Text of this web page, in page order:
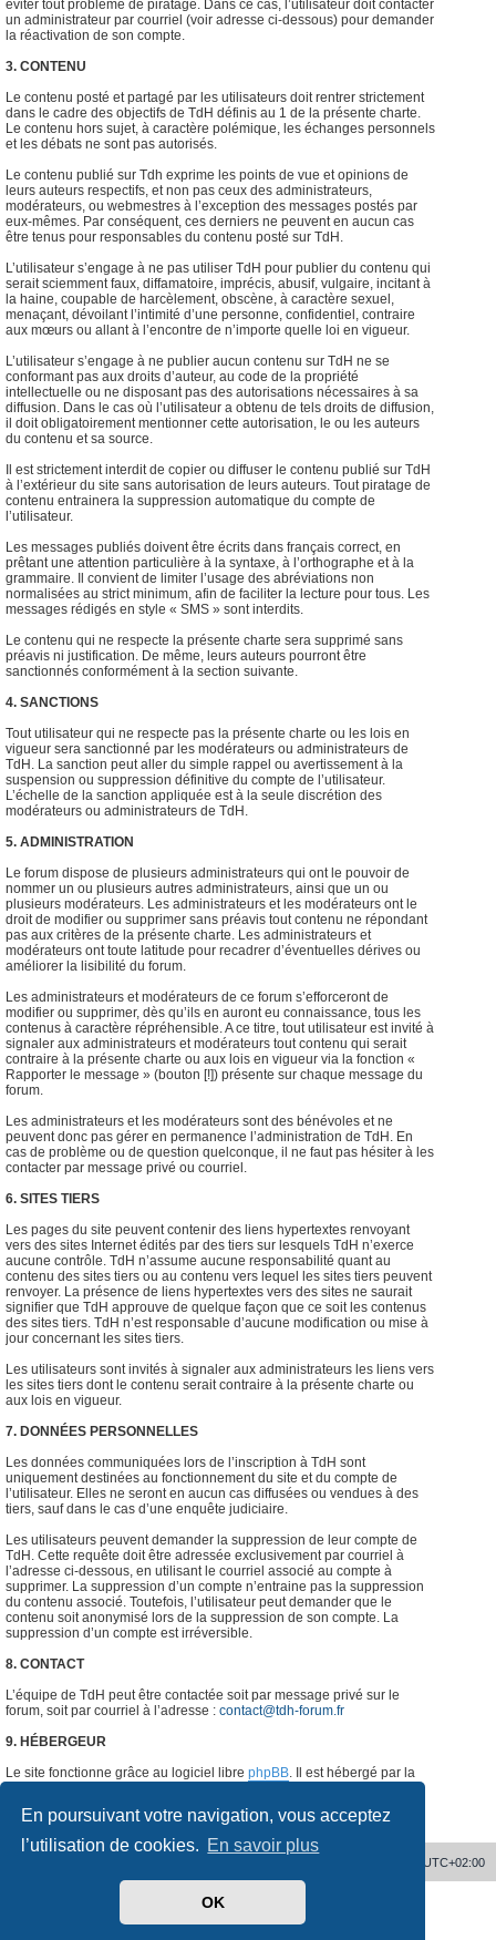
En poursuivant votre navigation, vous acceptez
l’utilisation de cookies. En savoir plus
OK
éviter tout problème de piratage. Dans ce cas, l’utilisateur doit contacter
un administrateur par courriel (voir adresse ci-dessous) pour demander
la réactivation de son compte.
3. CONTENU
Le contenu posté et partagé par les utilisateurs doit rentrer strictement
dans le cadre des objectifs de TdH définis au 1 de la présente charte.
Le contenu hors sujet, à caractère polémique, les échanges personnels
et les débats ne sont pas autorisés.
Le contenu publié sur Tdh exprime les points de vue et opinions de
leurs auteurs respectifs, et non pas ceux des administrateurs,
modérateurs, ou webmestres à l’exception des messages postés par
eux-mêmes. Par conséquent, ces derniers ne peuvent en aucun cas
être tenus pour responsables du contenu posté sur TdH.
L’utilisateur s’engage à ne pas utiliser TdH pour publier du contenu qui
serait sciemment faux, diffamatoire, imprécis, abusif, vulgaire, incitant à
la haine, coupable de harcèlement, obscène, à caractère sexuel,
menaçant, dévoilant l’intimité d’une personne, confidentiel, contraire
aux mœurs ou allant à l’encontre de n’importe quelle loi en vigueur.
L’utilisateur s’engage à ne publier aucun contenu sur TdH ne se
conformant pas aux droits d’auteur, au code de la propriété
intellectuelle ou ne disposant pas des autorisations nécessaires à sa
diffusion. Dans le cas où l’utilisateur a obtenu de tels droits de diffusion,
il doit obligatoirement mentionner cette autorisation, le ou les auteurs
du contenu et sa source.
Il est strictement interdit de copier ou diffuser le contenu publié sur TdH
à l’extérieur du site sans autorisation de leurs auteurs. Tout piratage de
contenu entrainera la suppression automatique du compte de
l’utilisateur.
Les messages publiés doivent être écrits dans français correct, en
prêtant une attention particulière à la syntaxe, à l’orthographe et à la
grammaire. Il convient de limiter l’usage des abréviations non
normalisées au strict minimum, afin de faciliter la lecture pour tous. Les
messages rédigés en style « SMS » sont interdits.
Le contenu qui ne respecte la présente charte sera supprimé sans
préavis ni justification. De même, leurs auteurs pourront être
sanctionnés conformément à la section suivante.
4. SANCTIONS
Tout utilisateur qui ne respecte pas la présente charte ou les lois en
vigueur sera sanctionné par les modérateurs ou administrateurs de
TdH. La sanction peut aller du simple rappel ou avertissement à la
suspension ou suppression définitive du compte de l’utilisateur.
L’échelle de la sanction appliquée est à la seule discrétion des
modérateurs ou administrateurs de TdH.
5. ADMINISTRATION
Le forum dispose de plusieurs administrateurs qui ont le pouvoir de
nommer un ou plusieurs autres administrateurs, ainsi que un ou
plusieurs modérateurs. Les administrateurs et les modérateurs ont le
droit de modifier ou supprimer sans préavis tout contenu ne répondant
pas aux critères de la présente charte. Les administrateurs et
modérateurs ont toute latitude pour recadrer d’éventuelles dérives ou
améliorer la lisibilité du forum.
Les administrateurs et modérateurs de ce forum s’efforceront de
modifier ou supprimer, dès qu’ils en auront eu connaissance, tous les
contenus à caractère répréhensible. A ce titre, tout utilisateur est invité à
signaler aux administrateurs et modérateurs tout contenu qui serait
contraire à la présente charte ou aux lois en vigueur via la fonction «
Rapporter le message » (bouton [!]) présente sur chaque message du
forum.
Les administrateurs et les modérateurs sont des bénévoles et ne
peuvent donc pas gérer en permanence l’administration de TdH. En
cas de problème ou de question quelconque, il ne faut pas hésiter à les
contacter par message privé ou courriel.
6. SITES TIERS
Les pages du site peuvent contenir des liens hypertextes renvoyant
vers des sites Internet édités par des tiers sur lesquels TdH n’exerce
aucune contrôle. TdH n’assume aucune responsabilité quant au
contenu des sites tiers ou au contenu vers lequel les sites tiers peuvent
renvoyer. La présence de liens hypertextes vers des sites ne saurait
signifier que TdH approuve de quelque façon que ce soit les contenus
des sites tiers. TdH n’est responsable d’aucune modification ou mise à
jour concernant les sites tiers.
Les utilisateurs sont invités à signaler aux administrateurs les liens vers
les sites tiers dont le contenu serait contraire à la présente charte ou
aux lois en vigueur.
7. DONNÉES PERSONNELLES
Les données communiquées lors de l’inscription à TdH sont
uniquement destinées au fonctionnement du site et du compte de
l’utilisateur. Elles ne seront en aucun cas diffusées ou vendues à des
tiers, sauf dans le cas d’une enquête judiciaire.
Les utilisateurs peuvent demander la suppression de leur compte de
TdH. Cette requête doit être adressée exclusivement par courriel à
l’adresse ci-dessous, en utilisant le courriel associé au compte à
supprimer. La suppression d’un compte n’entraine pas la suppression
du contenu associé. Toutefois, l’utilisateur peut demander que le
contenu soit anonymisé lors de la suppression de son compte. La
suppression d’un compte est irréversible.
8. CONTACT
L’équipe de TdH peut être contactée soit par message privé sur le
forum, soit par courriel à l’adresse : contact@tdh-forum.fr
9. HÉBERGEUR
Le site fonctionne grâce au logiciel libre phpBB. Il est hébergé par la
France.
UTC+02:00
phpBB ® Forum Software © phpBB Limited
phpBB-fr.com